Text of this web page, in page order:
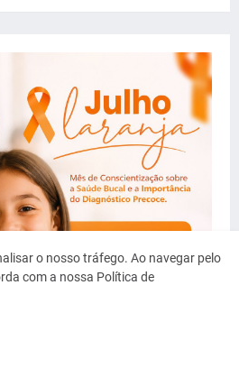
o nosso tráfego. Ao navegar pelo
com a nossa Política de